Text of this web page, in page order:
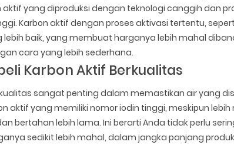
aktif yang diproduksi dengan teknologi canggih dan
Karbon aktif dengan proses aktivasi tertentu,
lebih baik, yang membuat harganya lebih mahal
cara yang lebih sederhana.
Karbon Aktif Berkualitas
sangat penting dalam memastikan air yang
aktif yang memiliki nomor iodin tinggi, meskipun
bertahan lebih lama. Ini berarti Anda tidak perlu
sedikit lebih mahal, dalam jangka panjang